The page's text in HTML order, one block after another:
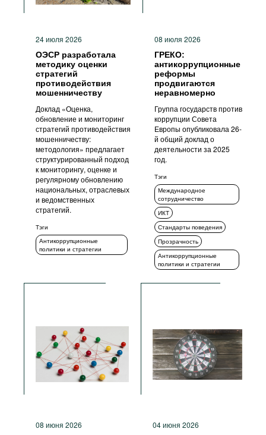
24 июля 2026
ОЭСР разработала
методику оценки
стратегий
противодействия
мошенничеству
Доклад «Оценка,
обновление и мониторинг
стратегий противодействия
мошенничеству:
методология» предлагает
структурированный подход
к мониторингу, оценке и
регулярному обновлению
национальных, отраслевых
и ведомственных
стратегий.
Тэги
Антикоррупционные
политики и стратегии
08 июля 2026
ГРЕКО:
антикоррупционные
реформы
продвигаются
неравномерно
Группа государств против
коррупции Совета
Европы опубликовала 26-
й общий доклад о
деятельности за 2025
год.
Тэги
Международное
сотрудничество
ИКТ
Стандарты поведения
Прозрачность
Антикоррупционные
политики и стратегии
08 июня 2026 04 июня 2026